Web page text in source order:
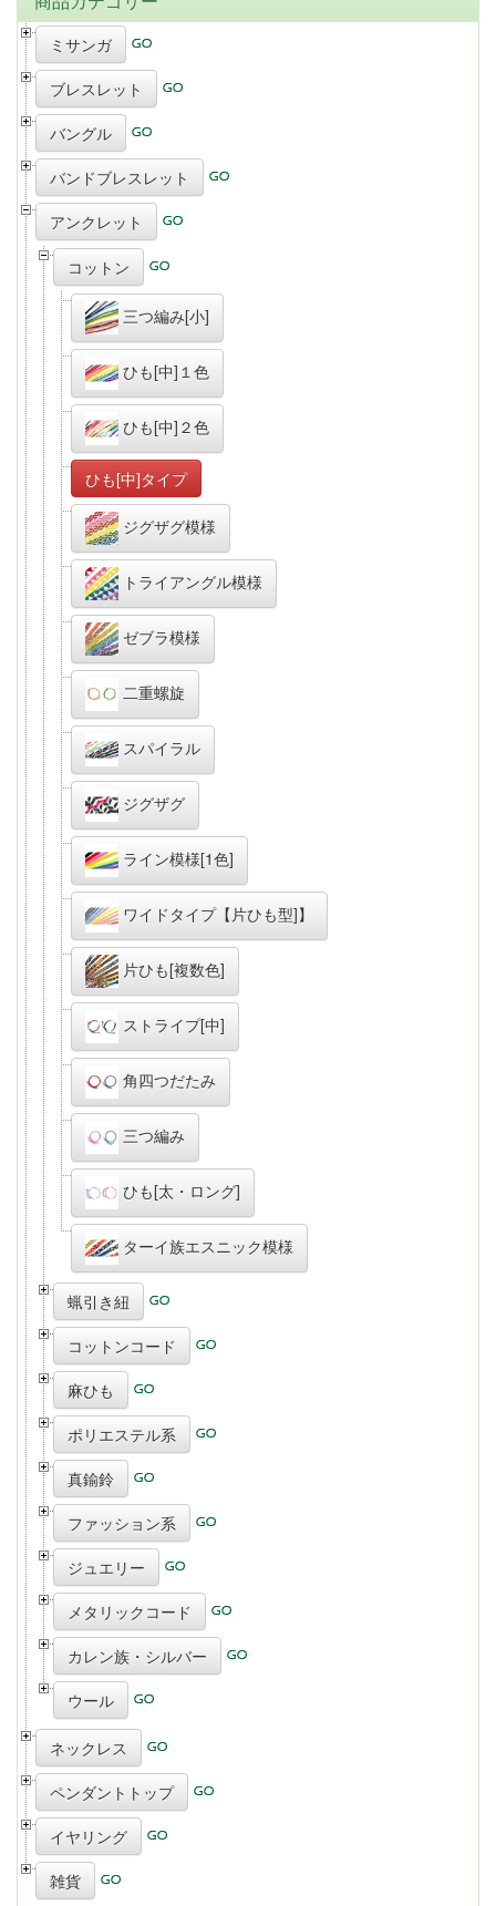
ミサンガ
ブレスレット
バングル
バンドブレスレット
アンクレット
コットン
三つ編み[小]
ひも[中]１色
ひも[中]２色
ひも[中]タイプ
ジグザグ模様
トライアングル模様
ゼブラ模様
二重螺旋
スパイラル
ジグザグ
ライン模様[1色]
ワイドタイプ【片ひも型]】
片ひも[複数色]
ストライプ[中]
角四つだたみ
三つ編み
ひも[太・ロング]
ターイ族エスニック模様
蝋引き紐
コットンコード
麻ひも
ポリエステル系
真鍮鈴
ファッション系
ジュエリー
メタリックコード
カレン族・シルバー
ウール
ネックレス
ペンダントトップ
イヤリング
雑貨